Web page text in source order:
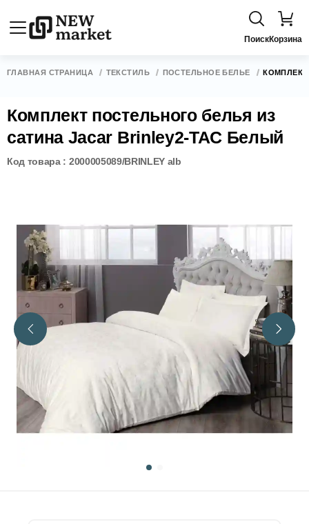
ПоискКорзина
ГЛАВНАЯ СТРАНИЦА ТЕКСТИЛЬ ПОСТЕЛЬНОЕ БЕЛЬЕ КОМПЛЕКТ
Комплект постельного белья из
сатина Jacar Brinley2-TAC Белый
Код товара : 2000005089/BRINLEY alb